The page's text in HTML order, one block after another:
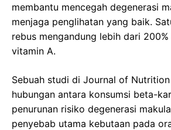
membantu mencegah degenerasi
menjaga penglihatan yang baik.
rebus mengandung lebih dari
vitamin A.
Sebuah studi di Journal of
hubungan antara konsumsi beta-
penurunan risiko degenerasi
penyebab utama kebutaan pada